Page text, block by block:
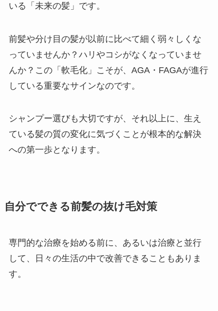
いる「未来の髪」です。
前髪や分け目の髪が以前に比べて細く弱々しくな
っていませんか？ハリやコシがなくなっていませ
んか？この「軟毛化」こそが、AGA・FAGAが進行
している重要なサインなのです。
シャンプー選びも大切ですが、それ以上に、生え
ている髪の質の変化に気づくことが根本的な解決
への第一歩となります。
自分でできる前髪の抜け毛対策
専門的な治療を始める前に、あるいは治療と並行
して、日々の生活の中で改善できることもありま
す。